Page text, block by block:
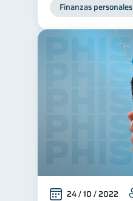
Finanzas personales
24 / 10 / 2022